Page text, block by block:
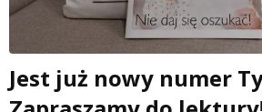
Jest już nowy numer